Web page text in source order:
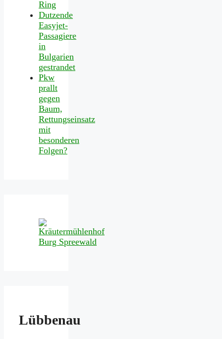
Ring
Dutzende
Easyjet-
Passagiere
in
Bulgarien
gestrandet
Pkw
prallt
gegen
Baum,
Rettungseinsatz
mit
besonderen
Folgen?
Lübbenau